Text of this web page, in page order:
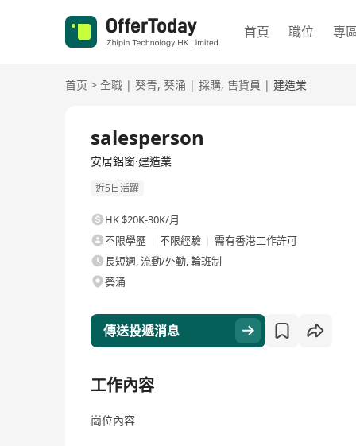
首頁 職位 專
首页 > 全職 | 葵青, 葵涌 | 採購, 售貨員 | 建造業
salesperson
安居鋁窗·建造業
近5日活躍
HK $20K-30K/月
不限學歷
不限經驗
需有香港工作許可
長短週, 流動/外勤, 輪班制
葵涌
傳送投遞消息
工作內容
崗位內容